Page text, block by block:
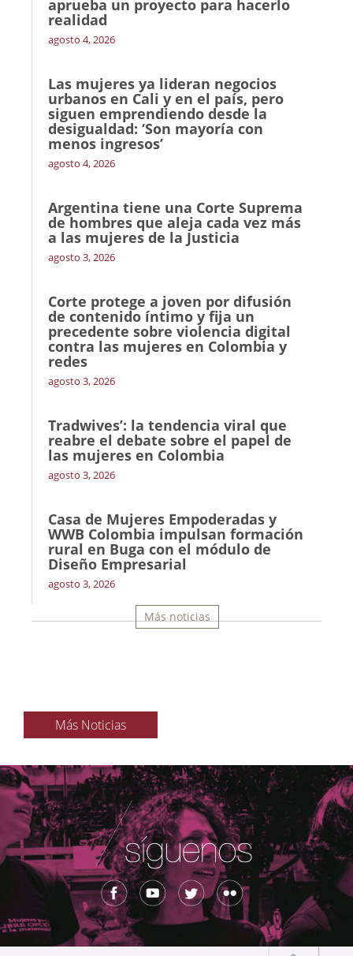
aprueba un proyecto para hacerlo
realidad
agosto 4, 2026
Las mujeres ya lideran negocios
urbanos en Cali y en el país, pero
siguen emprendiendo desde la
desigualdad: ‘Son mayoría con
menos ingresos’
agosto 4, 2026
Argentina tiene una Corte Suprema
de hombres que aleja cada vez más
a las mujeres de la Justicia
agosto 3, 2026
Corte protege a joven por difusión
de contenido íntimo y fija un
precedente sobre violencia digital
contra las mujeres en Colombia y
redes
agosto 3, 2026
Tradwives’: la tendencia viral que
reabre el debate sobre el papel de
las mujeres en Colombia
agosto 3, 2026
Casa de Mujeres Empoderadas y
WWB Colombia impulsan formación
rural en Buga con el módulo de
Diseño Empresarial
agosto 3, 2026
Más noticias
Más Noticias